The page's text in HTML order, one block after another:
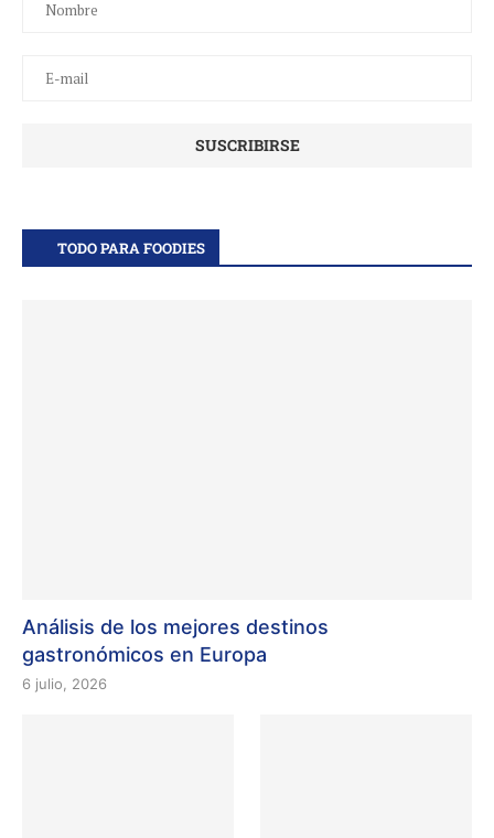
TODO PARA FOODIES
Análisis de los mejores destinos
gastronómicos en Europa
6 julio, 2026